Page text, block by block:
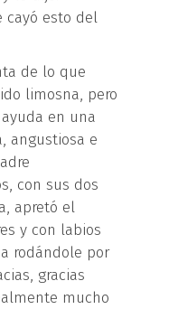
cayó esto del
de lo que
limosna, pero
en una
angustiosa e
con sus dos
apretó el
y con labios
rodándole por
gracias
mucho